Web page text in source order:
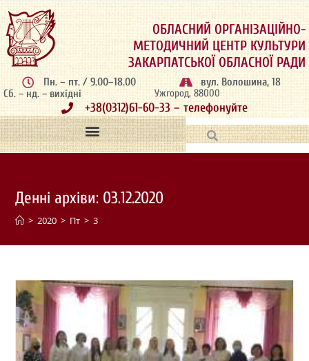
ОБЛАСНИЙ ОРГАНІЗАЦІЙНО-
МЕТОДИЧНИЙ ЦЕНТР КУЛЬТУРИ
ЗАКАРПАТСЬКОЇ ОБЛАСНОЇ РАДИ
Пн. – пт. / 9.00–18.00
Сб. – нд. – вихідні
вул. Волошина, 18
Ужгород, 88000
+38(0312)61-60-33 – телефонуйте
Денні архіви: 03.12.2020
> 2020 > Пт > 3